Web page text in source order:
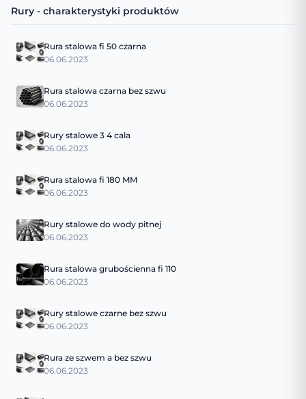
Rury - charakterystyki produktów
Rura stalowa fi 50 czarna
06.06.2023
Rura stalowa czarna bez szwu
06.06.2023
Rury stalowe 3 4 cala
06.06.2023
Rura stalowa fi 180 MM
06.06.2023
Rury stalowe do wody pitnej
06.06.2023
Rura stalowa grubościenna fi 110
06.06.2023
Rury stalowe czarne bez szwu
06.06.2023
Rura ze szwem a bez szwu
06.06.2023